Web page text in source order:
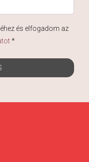
és elfogadom az
*